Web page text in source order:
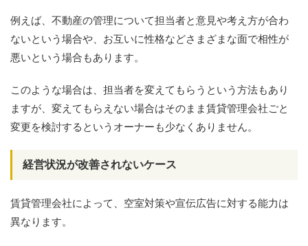
例えば、不動産の管理について担当者と意見や考え方が合わ
ないという場合や、お互いに性格などさまざまな面で相性が
悪いという場合もあります。
このような場合は、担当者を変えてもらうという方法もあり
ますが、変えてもらえない場合はそのまま賃貸管理会社ごと
変更を検討するというオーナーも少なくありません。
経営状況が改善されないケース
賃貸管理会社によって、空室対策や宣伝広告に対する能力は
異なります。